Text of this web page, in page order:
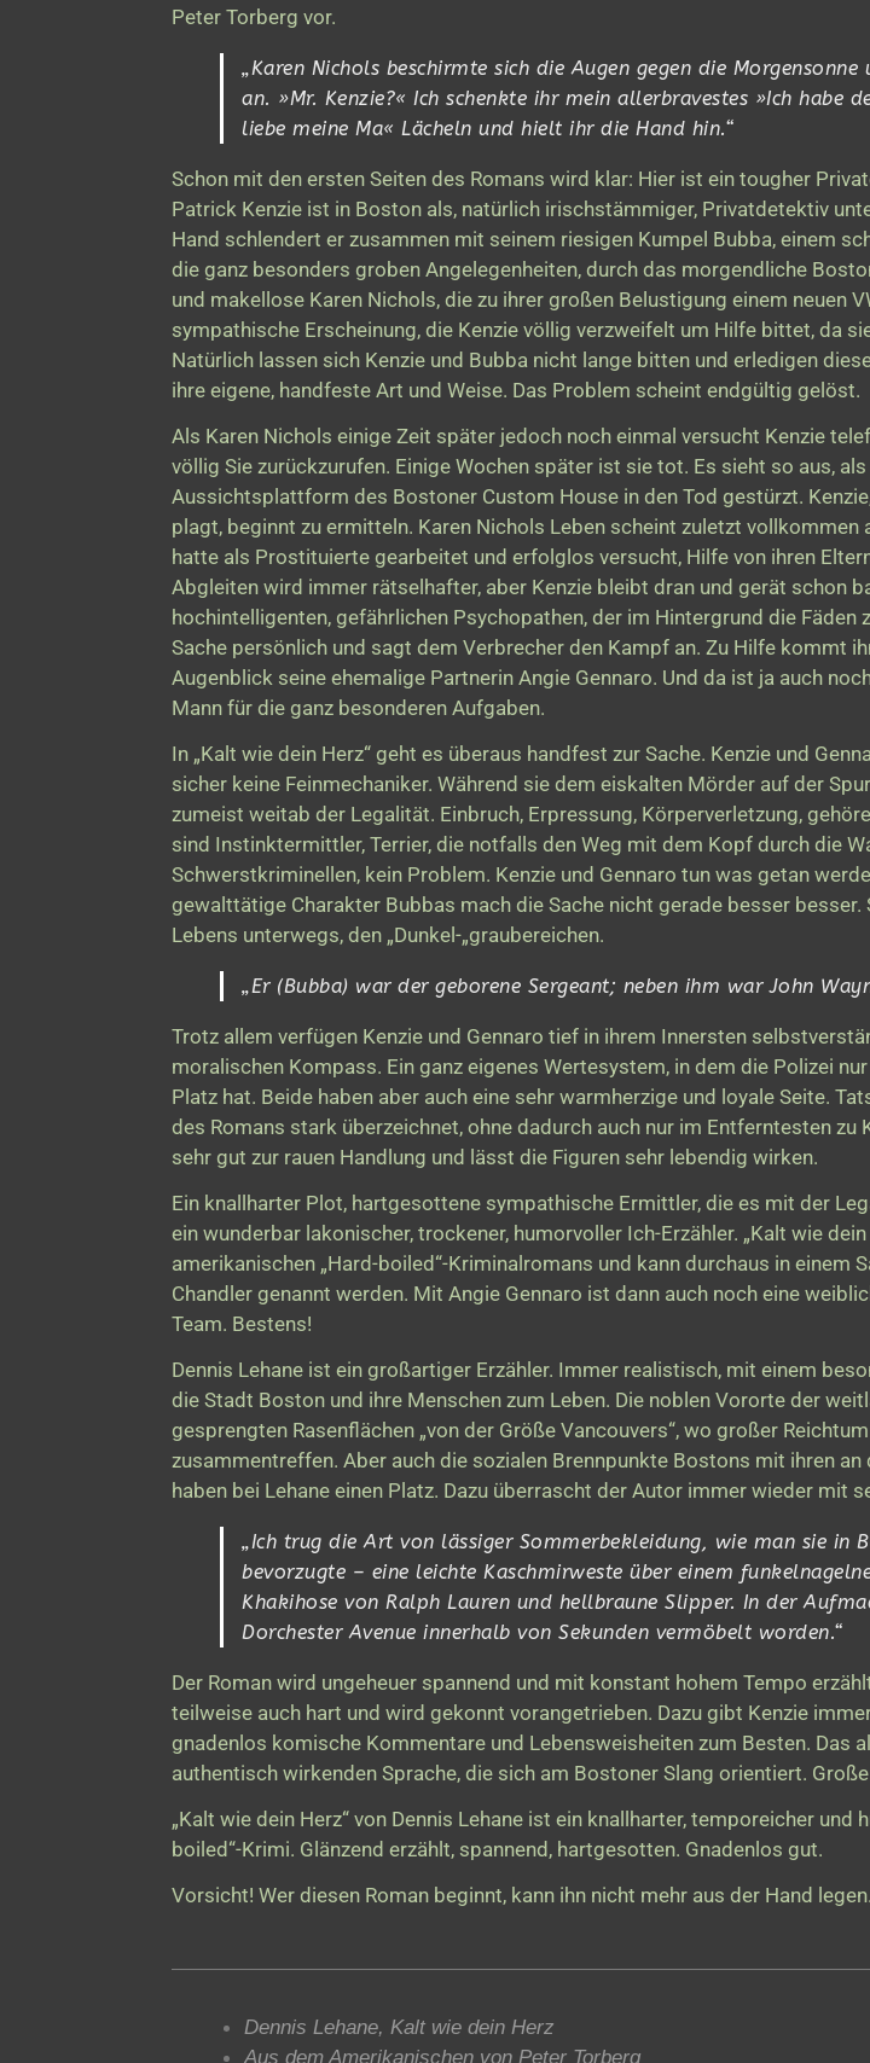
Peter Torberg vor.
„Karen Nichols beschirmte sich die Augen gegen die
an. »Mr. Kenzie?« Ich schenkte ihr mein allerbravestes »Ich habe
liebe meine Ma« Lächeln und hielt ihr die Hand hin.“
Schon mit den ersten Seiten des Romans wird klar: Hier ist ein tougher
Patrick Kenzie ist in Boston als, natürlich irischstämmiger, Privatdetektiv
Hand schlendert er zusammen mit seinem riesigen Kumpel Bubba, einem
die ganz besonders groben Angelegenheiten, durch das morgendliche
und makellose Karen Nichols, die zu ihrer großen Belustigung einem neuen
sympathische Erscheinung, die Kenzie völlig verzweifelt um Hilfe bittet, da
Natürlich lassen sich Kenzie und Bubba nicht lange bitten und erledigen
ihre eigene, handfeste Art und Weise. Das Problem scheint endgültig gelöst.
Als Karen Nichols einige Zeit später jedoch noch einmal versucht Kenzie
völlig Sie zurückzurufen. Einige Wochen später ist sie tot. Es sieht so aus,
Aussichtsplattform des Bostoner Custom House in den Tod gestürzt.
plagt, beginnt zu ermitteln. Karen Nichols Leben scheint zuletzt vollkommen
hatte als Prostituierte gearbeitet und erfolglos versucht, Hilfe von ihren
Abgleiten wird immer rätselhafter, aber Kenzie bleibt dran und gerät schon
hochintelligenten, gefährlichen Psychopathen, der im Hintergrund die Fäden
Sache persönlich und sagt dem Verbrecher den Kampf an. Zu Hilfe kommt
Augenblick seine ehemalige Partnerin Angie Gennaro. Und da ist ja auch
Mann für die ganz besonderen Aufgaben.
In „Kalt wie dein Herz“ geht es überaus handfest zur Sache. Kenzie und
sicher keine Feinmechaniker. Während sie dem eiskalten Mörder auf der
zumeist weitab der Legalität. Einbruch, Erpressung, Körperverletzung,
sind Instinktermittler, Terrier, die notfalls den Weg mit dem Kopf durch die
Schwerstkriminellen, kein Problem. Kenzie und Gennaro tun was getan
gewalttätige Charakter Bubbas mach die Sache nicht gerade besser besser.
Lebens unterwegs, den „Dunkel-„graubereichen.
„Er (Bubba) war der geborene Sergeant; neben ihm war John
Trotz allem verfügen Kenzie und Gennaro tief in ihrem Innersten
moralischen Kompass. Ein ganz eigenes Wertesystem, in dem die Polizei
Platz hat. Beide haben aber auch eine sehr warmherzige und loyale Seite.
des Romans stark überzeichnet, ohne dadurch auch nur im Entferntesten zu
sehr gut zur rauen Handlung und lässt die Figuren sehr lebendig wirken.
Ein knallharter Plot, hartgesottene sympathische Ermittler, die es mit der
ein wunderbar lakonischer, trockener, humorvoller Ich-Erzähler. „Kalt wie
amerikanischen „Hard-boiled“-Kriminalromans und kann durchaus in einem
Chandler genannt werden. Mit Angie Gennaro ist dann auch noch eine
Team. Bestens!
Dennis Lehane ist ein großartiger Erzähler. Immer realistisch, mit einem
die Stadt Boston und ihre Menschen zum Leben. Die noblen Vororte der
gesprengten Rasenflächen „von der Größe Vancouvers“, wo großer
zusammentreffen. Aber auch die sozialen Brennpunkte Bostons mit ihren an
haben bei Lehane einen Platz. Dazu überrascht der Autor immer wieder mit
„Ich trug die Art von lässiger Sommerbekleidung, wie man sie in
bevorzugte – eine leichte Kaschmirweste über einem
Khakihose von Ralph Lauren und hellbraune Slipper. In der
Dorchester Avenue innerhalb von Sekunden vermöbelt worden.“
Der Roman wird ungeheuer spannend und mit konstant hohem Tempo
teilweise auch hart und wird gekonnt vorangetrieben. Dazu gibt Kenzie
gnadenlos komische Kommentare und Lebensweisheiten zum Besten. Das
authentisch wirkenden Sprache, die sich am Bostoner Slang orientiert.
„Kalt wie dein Herz“ von Dennis Lehane ist ein knallharter, temporeicher und
boiled“-Krimi. Glänzend erzählt, spannend, hartgesotten. Gnadenlos gut.
Vorsicht! Wer diesen Roman beginnt, kann ihn nicht mehr aus der Hand legen.
Dennis Lehane, Kalt wie dein Herz
Aus dem Amerikanischen von Peter Torberg